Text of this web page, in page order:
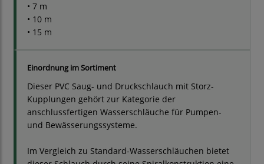
• 7 m
• 10 m
• 15 m
Einordnung im Sortiment
Dieser PVC Saug- und Druckschlauch mit Storz-
Kupplungen gehört zur Kategorie der
anschlussfertigen Wasserschläuche für Pumpen-
und Bewässerungssysteme.
Im Vergleich zu Standard-Wasserschläuchen bietet